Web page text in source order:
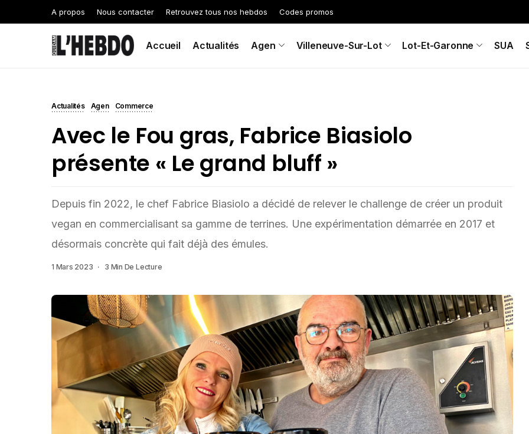
A propos Nous contacter Retrouvez tous nos hebdos Codes promos
Accueil Actualités Agen Villeneuve-Sur-Lot Lot-Et-Garonne SUA
Actualités Agen Commerce
Avec le Fou gras, Fabrice Biasiolo
présente « Le grand bluff »
Depuis fin 2022, le chef Fabrice Biasiolo a décidé de relever le challenge de créer un produit
vegan en commercialisant sa gamme de terrines. Une expérimentation démarrée en 2017 et
désormais concrète qui fait déjà des émules.
1 Mars 2023 3 Min De Lecture